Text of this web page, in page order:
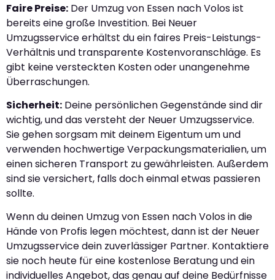
Faire Preise: Der Umzug von Essen nach Volos ist
bereits eine große Investition. Bei Neuer
Umzugsservice erhältst du ein faires Preis-Leistungs-
Verhältnis und transparente Kostenvoranschläge. Es
gibt keine versteckten Kosten oder unangenehme
Überraschungen.
Sicherheit: Deine persönlichen Gegenstände sind dir
wichtig, und das versteht der Neuer Umzugsservice.
Sie gehen sorgsam mit deinem Eigentum um und
verwenden hochwertige Verpackungsmaterialien, um
einen sicheren Transport zu gewährleisten. Außerdem
sind sie versichert, falls doch einmal etwas passieren
sollte.
Wenn du deinen Umzug von Essen nach Volos in die
Hände von Profis legen möchtest, dann ist der Neuer
Umzugsservice dein zuverlässiger Partner. Kontaktiere
sie noch heute für eine kostenlose Beratung und ein
individuelles Angebot, das genau auf deine Bedürfnisse